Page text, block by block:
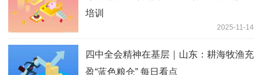
培训
2025-11-14
四中全会精神在基层｜山东：耕海牧渔充
盈“蓝色粮仓” 每日看点